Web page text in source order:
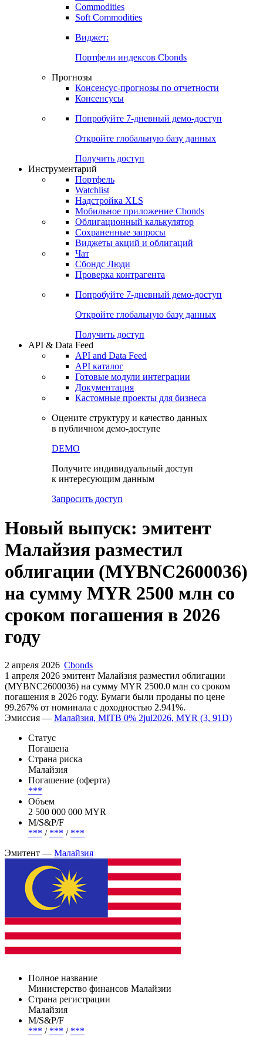
Commodities
Soft Commodities
Виджет:
Портфели индексов Cbonds
Прогнозы
Консенсус-прогнозы по отчетности
Консенсусы
Попробуйте 7-дневный демо-доступ
Откройте глобальную базу данных
Получить доступ
Инструментарий
Портфель
Watchlist
Надстройка XLS
Мобильное приложение Cbonds
Облигационный калькулятор
Сохраненные запросы
Виджеты акций и облигаций
Чат
Сбондс Люди
Проверка контрагента
Попробуйте 7-дневный демо-доступ
Откройте глобальную базу данных
Получить доступ
API & Data Feed
API and Data Feed
API каталог
Готовые модули интеграции
Документация
Кастомные проекты для бизнеса
Оцените структуру и качество данных
в публичном демо-доступе
DEMO
Получите индивидуальный доступ
к интересующим данным
Запросить доступ
Новый выпуск: эмитент
Малайзия разместил
облигации (MYBNC2600036)
на сумму MYR 2500 млн со
сроком погашения в 2026
году
2 апреля 2026 Cbonds
1 апреля 2026 эмитент Малайзия разместил облигации
(MYBNC2600036) на сумму MYR 2500.0 млн со сроком
погашения в 2026 году. Бумаги были проданы по цене
99.267% от номинала с доходностью 2.941%.
Эмиссия — Малайзия, MITB 0% 2jul2026, MYR (3, 91D)
Статус
Погашена
Страна риска
Малайзия
Погашение (оферта)
***
Объем
2 500 000 000 MYR
М/S&P/F
*** / *** / ***
Эмитент — Малайзия
Полное название
Министерство финансов Малайзии
Страна регистрации
Малайзия
М/S&P/F
*** / *** / ***